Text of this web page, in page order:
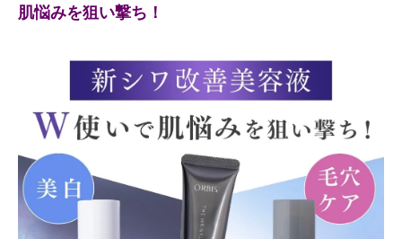
肌悩みを狙い撃ち！